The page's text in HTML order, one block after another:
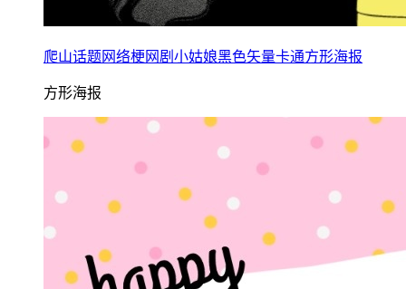
爬山话题网络梗网剧小姑娘黑色矢量卡通方形海报
方形海报